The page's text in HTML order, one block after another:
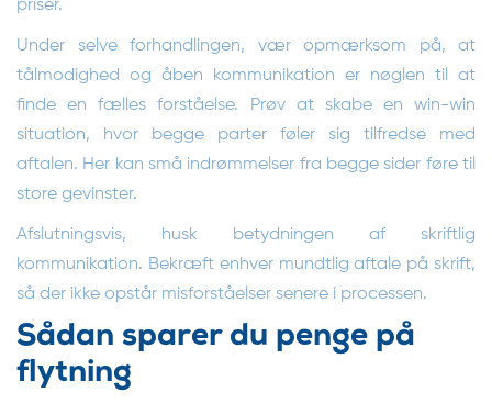
priser.
Under selve forhandlingen, vær opmærksom på, at
tålmodighed og åben kommunikation er nøglen til at
finde en fælles forståelse. Prøv at skabe en win-win
situation, hvor begge parter føler sig tilfredse med
aftalen. Her kan små indrømmelser fra begge sider føre til
store gevinster.
Afslutningsvis, husk betydningen af skriftlig
kommunikation. Bekræft enhver mundtlig aftale på skrift,
så der ikke opstår misforståelser senere i processen.
Sådan sparer du penge på
flytning